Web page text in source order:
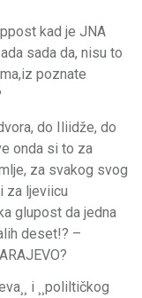
kad je JNA
sada da, nisu to
poznate
do Iliidže, do
onda si to za
za svakog svog
za ljeviicu
glupost da jedna
deset!? –
i ¸¸poliltičkog